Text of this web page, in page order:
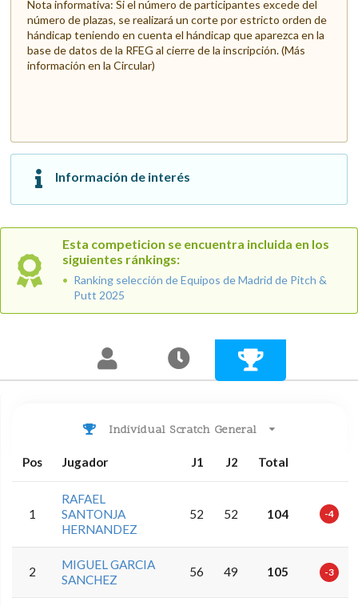
Nota informativa: Si el número de participantes excede del
número de plazas, se realizará un corte por estricto orden de
hándicap teniendo en cuenta el hándicap queaparezca en la
base de datos de la RFEG al cierre de la inscripción. (Más
información en la Circular)
Información de interés
Esta competicion se encuentra incluida en los
siguientes ránkings:
Ranking selección de Equipos de Madrid de Pitch &
Putt 2025
Individual Scratch General
Pos Jugador J1 J2 Total
1
RAFAEL
SANTONJA
HERNANDEZ
52 52 104 -4
2
MIGUEL GARCIA
SANCHEZ
56 49 105 -3